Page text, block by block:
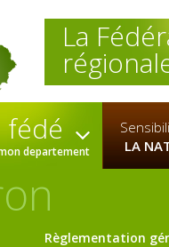
La
fédé
departement
LA
Règlementation